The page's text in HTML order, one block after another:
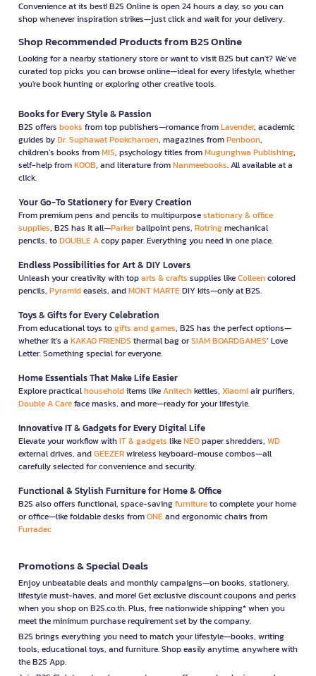
Convenience at its best! B2S Online is open 24 hours a day, so you can
shop whenever inspiration strikes—just click and wait for your delivery.
Shop Recommended Products from B2S Online
Looking for a nearby stationery store or want to visit B2S but can't? We’ve
curated top picks you can browse online—ideal for every lifestyle, whether
you're book hunting or exploring other creative tools.
Books for Every Style & Passion
B2S offers books from top publishers—romance fromLavender, academic
guides byDr. Suphawat Pookcharoen, magazines fromPenboon,
children’s books fromMIS, psychology titles fromMugunghwa Publishing,
self-help fromKOOB, and literature fromNanmeebooks. All available at a
click.
Your Go-To Stationery for Every Creation
From premium pens and pencils to multipurposestationary & office
supplies, B2S has it all—Parkerballpoint pens, Rotringmechanical
pencils, toDOUBLE Acopy paper. Everything you need in one place.
Endless Possibilities for Art & DIY Lovers
Unleash your creativity with toparts & crafts supplies likeColleencolored
pencils, Pyramideasels, andMONT MARTEDIY kits—only at B2S.
Toys & Gifts for Every Celebration
From educational toys togifts and games, B2S has the perfect options—
whether it’s a KAKAO FRIENDS thermal bag orSIAM BOARDGAMES’ Love
Letter. Something special for everyone.
Home Essentials That Make Life Easier
Explore practicalhouseholditems likeAnitechkettles, Xiaomiair purifiers,
Double A Careface masks, and more—ready for your lifestyle.
Innovative IT & Gadgets for Every Digital Life
Elevate your workflow withIT & gadgets likeNEOpaper shredders, WD
external drives, andGEEZERwireless keyboard-mouse combos—all
carefully selected for convenience and security.
Functional & Stylish Furniture for Home & Office
B2S also offers functional, space-savingfurnitureto complete your home
or office—like foldable desks fromONEand ergonomic chairs from
Furradec
Promotions & Special Deals
Enjoy unbeatable deals and monthly campaigns—on books, stationery,
lifestyle must-haves, and more! Get exclusive discount coupons and perks
when you shop on B2S.co.th. Plus, free nationwide shipping* when you
meet the minimum purchase requirement set by the company.
B2S brings everything you need to match your lifestyle—books, writing
tools, educational toys, and furniture. Shop easily anytime, anywhere with
the B2S App.